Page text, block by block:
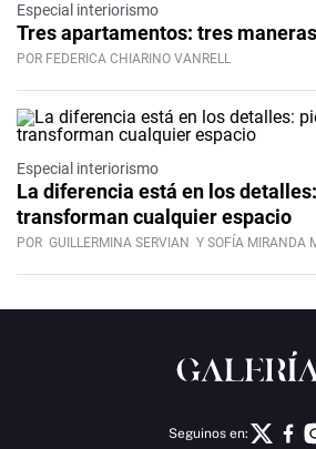
Especial interiorismo
Tres apartamentos: tres
POR FEDERICA CHIARINO VANRELL
Especial interiorismo
La diferencia está en los
transforman cualquier espacio
POR GUILLERMINA SERVIAN Y SOFÍA MIRANDA
Seguinos en: